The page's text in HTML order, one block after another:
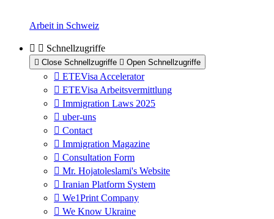
Arbeit in Schweiz
Schnellzugriffe
Close Schnellzugriffe Open Schnellzugriffe
ETEVisa Accelerator
ETEVisa Arbeitsvermittlung
Immigration Laws 2025
uber-uns
Contact
Immigration Magazine
Consultation Form
Mr. Hojatoleslami's Website
Iranian Platform System
We1Print Company
We Know Ukraine